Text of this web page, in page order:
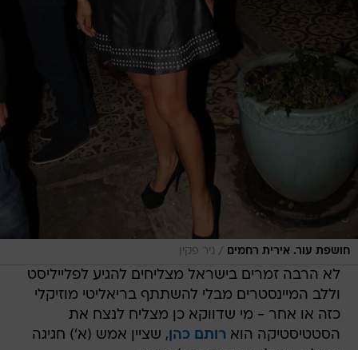
חושפת עור. אירית רחמים / ניר פקין
לא הרבה זמרים בישראל מצליחים להגיע לפלייליסט
וללב המיינסטרים מבלי להשתתף בריאליטי מוזיקלי
כזה או אחר - מי שדווקא כן מצליח לנצח את
הסטטיסטיקה הוא רותם כהן, שציין אמש (א') חגיגה